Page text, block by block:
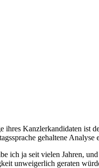
Kanzlerkandidaten ist
gehaltene Analyse
ich ja seit vielen Jahren,
unweigerlich geraten